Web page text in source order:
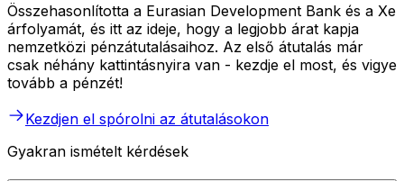
Összehasonlította a Eurasian Development Bank és a Xe
árfolyamát, és itt az ideje, hogy a legjobb árat kapja
nemzetközi pénzátutalásaihoz. Az első átutalás már
csak néhány kattintásnyira van - kezdje el most, és vigye
tovább a pénzét!
Kezdjen el spórolni az átutalásokon
Gyakran ismételt kérdések